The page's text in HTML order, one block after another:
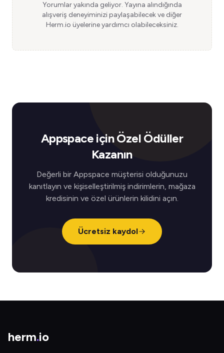
Yorumlar yakında geliyor. Yayına alındığında
alışveriş deneyiminizi paylaşabilecek ve diğer
Herm.io üyelerine yardımcı olabileceksiniz.
Appspace için Özel Ödüller
Kazanın
Değerli bir Appspace müşterisi olduğunuzu
kanıtlayın ve kişiselleştirilmiş indirimlerin, mağaza
kredisinin ve özel ürünlerin kilidini açın.
Ücretsiz kaydol
herm.io